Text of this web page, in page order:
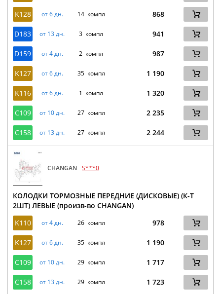
K128 от 6 дн. 14 компл 868
D183 от 13 дн. 3 компл 941
D159 от 4 дн. 2 компл 987
K127 от 6 дн. 35 компл 1 190
K116 от 6 дн. 1 компл 1 320
C109 от 10 дн. 27 компл 2 235
C158 от 13 дн. 27 компл 2 244
CHANGAN S***0
КОЛОДКИ ТОРМОЗНЫЕ ПЕРЕДНИЕ (ДИСКОВЫЕ) (К-Т
2ШТ) ЛЕВЫЕ (произв-во CHANGAN)
K110
от 4 дн. 26 компл 978
K127 от 6 дн. 35 компл 1 190
C109 от 10 дн. 29 компл 1 717
C158 от 13 дн. 29 компл 1 723